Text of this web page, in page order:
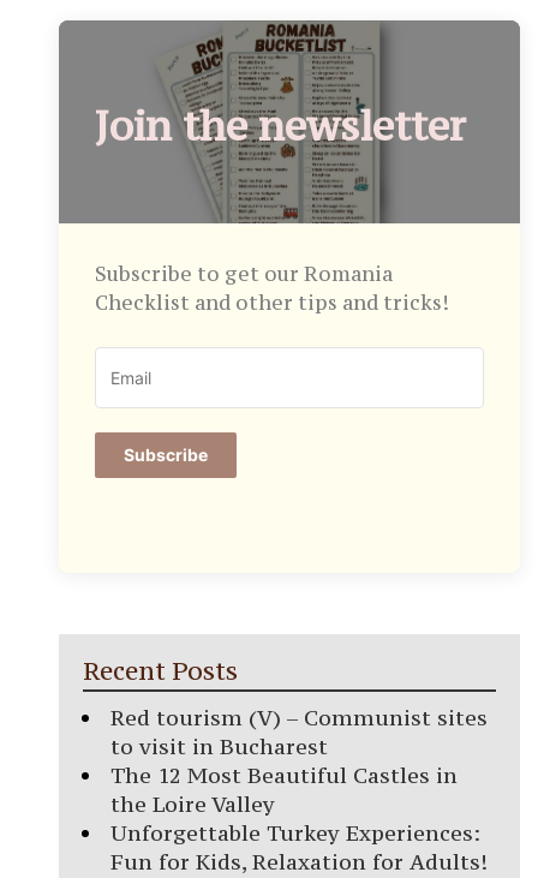
Join the newsletter
Subscribe to get our Romania
Checklist and other tips and tricks!
Subscribe
Recent Posts
Red tourism (V) – Communist sites
to visit in Bucharest
The 12 Most Beautiful Castles in
the Loire Valley
Unforgettable Turkey Experiences:
Fun for Kids, Relaxation for Adults!